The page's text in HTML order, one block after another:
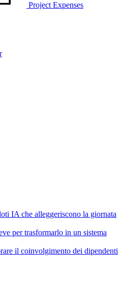
Project Expenses
IA che alleggeriscono la giornata
per trasformarlo in un sistema
il coinvolgimento dei dipendenti